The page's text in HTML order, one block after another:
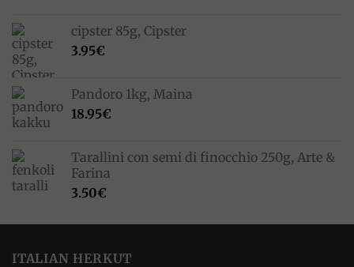
cipster 85g, Cipster
3.95€
Pandoro 1kg, Maina
18.95€
Tarallini con semi di finocchio 250g, Arte &
Farina
3.50€
ITALIAN HERKUT